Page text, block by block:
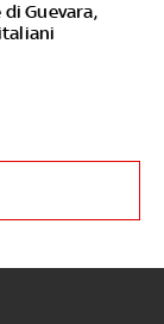
Guevara,